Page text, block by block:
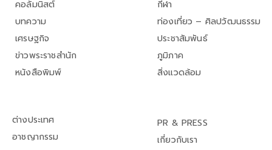
คอลัมนิสต์
บทความ
เศรษฐกิจ
ข่าวพระราชสำนัก
หนังสือพิมพ์
กีฬา
ท่องเที่ยว – ศิลปวัฒนธรรม
ประชาสัมพันธ์
ภูมิภาค
สิ่งแวดล้อม
ต่างประเทศ
อาชญากรรม
PR & PRESS
เกี่ยวกับเรา